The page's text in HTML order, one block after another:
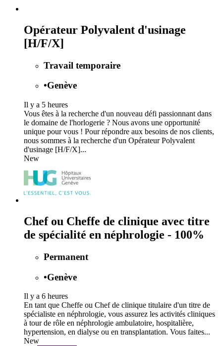
Opérateur Polyvalent d'usinage
[H/F/X]
Travail temporaire
•Genève
Il y a 5 heures
Vous êtes à la recherche d'un nouveau défi passionnant dans
le domaine de l'horlogerie ? Nous avons une opportunité
unique pour vous ! Pour répondre aux besoins de nos clients,
nous sommes à la recherche d'un Opérateur Polyvalent
d'usinage [H/F/X]...
New
Chef ou Cheffe de clinique avec titre
de spécialité en néphrologie - 100%
Permanent
•Genève
Il y a 6 heures
En tant que Cheffe ou Chef de clinique titulaire d'un titre de
spécialiste en néphrologie, vous assurez les activités cliniques
à tour de rôle en néphrologie ambulatoire, hospitalière,
hypertension, en dialyse ou en transplantation. Vous faites...
New